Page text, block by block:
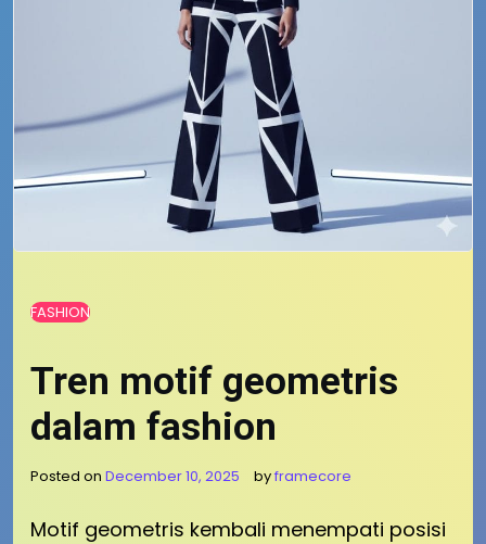
FASHION
Tren motif geometris
dalam fashion
Posted on December 10, 2025 byframecore
Motif geometris kembali menempati posisi